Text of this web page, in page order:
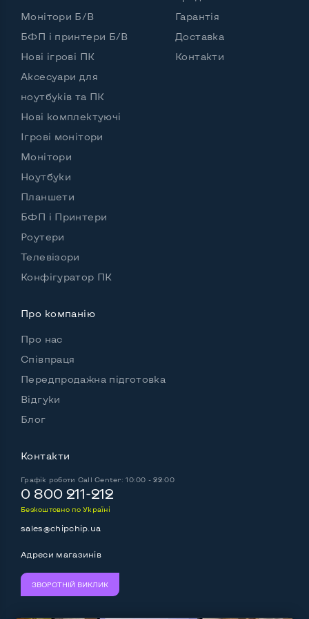
Роз'єм для мікрофона
Вихід Gigabit Ethernet LAN
Вихід USB 2.0
Вихід USB 3.02-4 шт
Bluetooth
Підтримка SIM
Можливості аккумулятора:
Акумулятор тримає заряд більше 4 годин
Робота від акумулятора, Г, хв
Живлення через павербанк
Інші можливості:
ВебкамераТак
Вбудований мікрофон
Вбудовані динаміки
Монітори Б/В
БФП і принтери Б/В
Нові ігрові ПК
Аксесуари для
ноутбуків та ПК
Нові комплектуючі
Ігрові монітори
Монітори
Ноутбуки
Планшети
БФП і Принтери
Роутери
Телевізори
Конфігуратор ПК
Гарантія
Доставка
Контакти
Про компанію
Про нас
Співпраця
Передпродажна підготовка
Відгуки
Блог
Контакти
Графік роботи Call Center: 10:00 - 22:00
0 800 211-212
Безкоштовно по Україні
sales@chipchip.ua
Адреси магазинів
ЗВОРОТНІЙ ВИКЛИК